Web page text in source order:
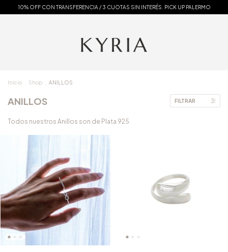
10% OFF CON TRANSFERENCIA / 3 CUOTAS SIN INTERÉS. PICK UP PALERMO
Inicio Shop ANILLOS
ANILLOS FILTRAR
Todos nuestros Anillos son de Plata 925